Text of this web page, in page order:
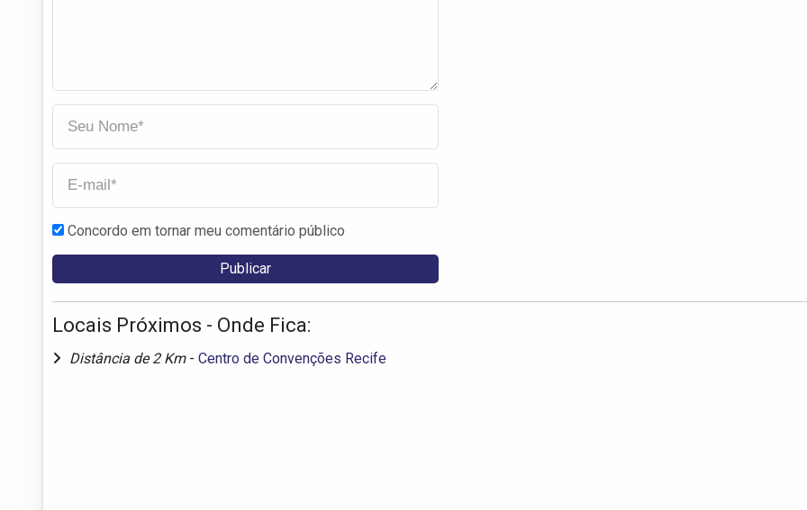
Concordo em tornar meu comentário público
Locais Próximos - Onde Fica:
Distância de 2 Km - Centro de Convenções Recife